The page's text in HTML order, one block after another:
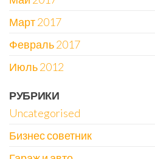
Март 2017
Февраль 2017
Июль 2012
РУБРИКИ
Uncategorised
Бизнес советник